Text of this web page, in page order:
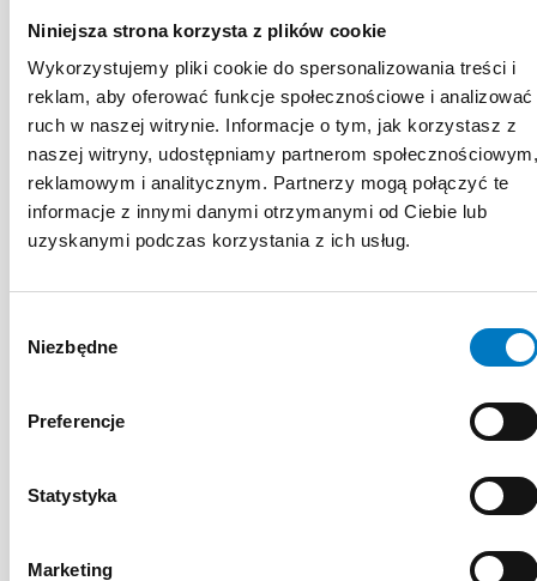
Niniejsza strona korzysta z plików cookie
Wykorzystujemy pliki cookie do spersonalizowania treści i
reklam, aby oferować funkcje społecznościowe i analizować
ruch w naszej witrynie. Informacje o tym, jak korzystasz z
naszej witryny, udostępniamy partnerom społecznościowym,
reklamowym i analitycznym. Partnerzy mogą połączyć te
informacje z innymi danymi otrzymanymi od Ciebie lub
uzyskanymi podczas korzystania z ich usług.
zgody
Niezbędne
Preferencje
Statystyka
Marketing
2015 pełni funkcję
wiceprzewodniczącej Sekcji
Rogówki, a od tego roku jest
przewodniczącą Sekcji Jaskry
Polskiego Towarzystwa
Okulistycznego.